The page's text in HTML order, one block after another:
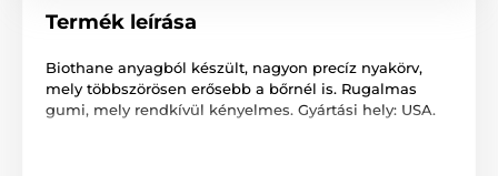
Termék leírása
Biothane anyagból készült, nagyon precíz nyakörv,
mely többszörösen erősebb a bőrnél is. Rugalmas
gumi, mely rendkívül kényelmes. Gyártási hely: USA.